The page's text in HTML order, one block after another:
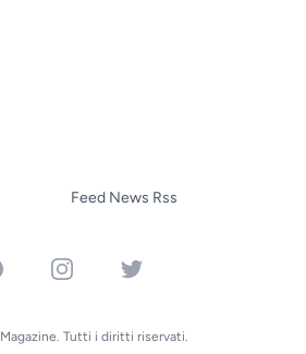
Feed News Rss
InstagramTwitter
Tutti i diritti riservati.